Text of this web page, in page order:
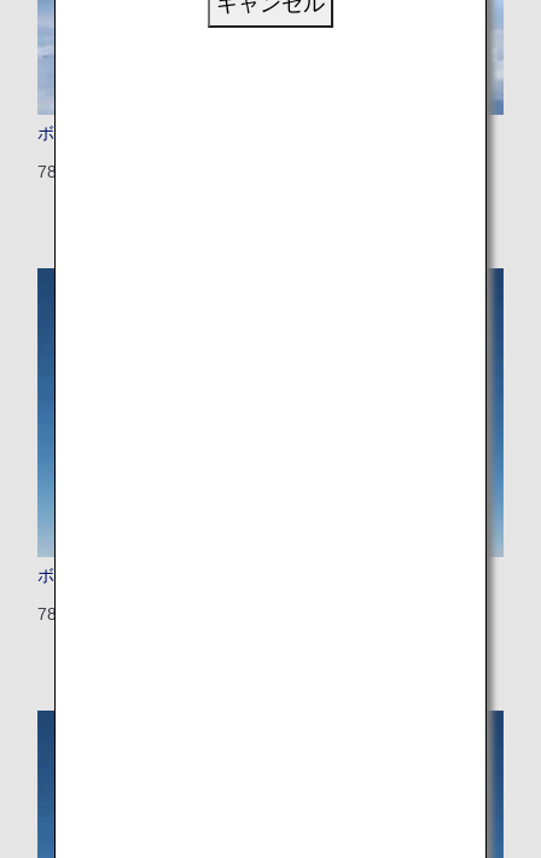
ボーイング787-9
789：375席（28席）
ボーイング787-8（ドリームライナー）
788：335席（12席）